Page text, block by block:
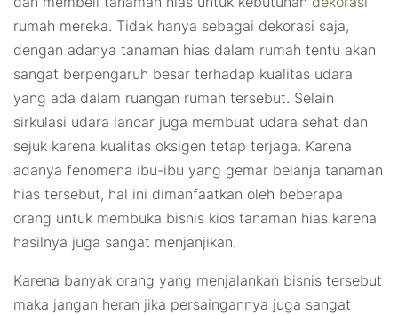
rumah mereka. Tidak hanya sebagai dekorasi saja,
dengan adanya tanaman hias dalam rumah tentu akan
sangat berpengaruh besar terhadap kualitas udara
yang ada dalam ruangan rumah tersebut. Selain
sirkulasi udara lancar juga membuat udara sehat dan
sejuk karena kualitas oksigen tetap terjaga. Karena
adanya fenomena ibu-ibu yang gemar belanja tanaman
hias tersebut, hal ini dimanfaatkan oleh beberapa
orang untuk membuka bisnis kios tanaman hias karena
hasilnya juga sangat menjanjikan.
Karena banyak orang yang menjalankan bisnis tersebut
maka jangan heran jika persaingannya juga sangat